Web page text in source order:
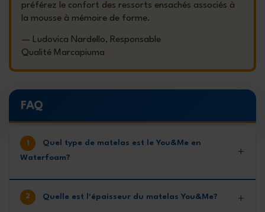
préférez le confort des ressorts ensachés associés à
la mousse à mémoire de forme.
— Ludovica Nardello, Responsable
Qualité Marcapiuma
FAQ
Quel type de matelas est le You&Me en
Waterfoam?
Quelle est l'épaisseur du matelas You&Me?